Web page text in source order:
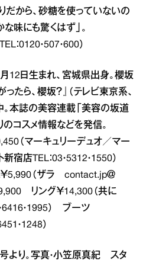
だから、砂糖を使っていないの
味にも驚くはず」。
：0120・507・600）
12日生まれ、宮城県出身。櫻坂
たら、櫻坂？』（テレビ東京系、
。本誌の美容連載「美容の坂道
コスメ情報などを発信。
（マーキュリーデュオ／マー
宿店TEL：03・5312・1550）
5,990（ザラ contact.jp＠
リング￥14,300（共に
6416・1995） ブーツ
・1248）
より。写真・小笠原真紀 スタ